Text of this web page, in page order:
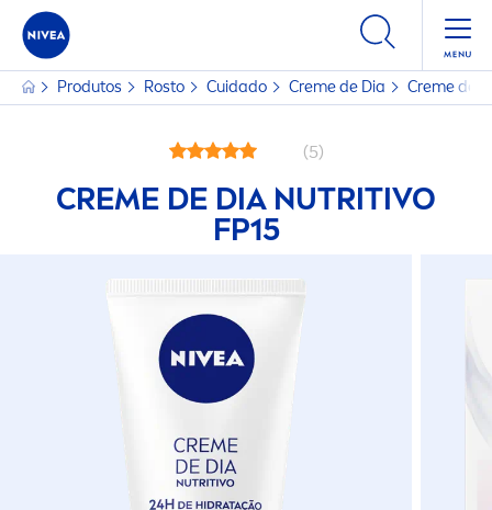
Produtos Rosto Cuidado Cremede Dia Cremede
(5)
CREME DE DIA NUTRITIVO
FP15